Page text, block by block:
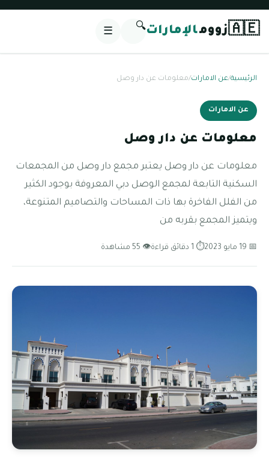
🇦🇪زوومالإمارات🔍
☰
الرئيسية/عن الامارات/معلومات عن دار وصل
عن الامارات
معلومات عن دار وصل
معلومات عن دار وصل يعتبر مجمع دار وصل من المجمعات
السكنية التابعة لمجمع الوصل دبي المعروفة بوجود الكثير
من الفلل الفاخرة بها ذات المساحات والتصاميم المتنوعة،
ويتميز المجمع بقربه من
📅 19 مايو 2023 ⏱ 1 دقائق قراءة 👁 55 مشاهدة